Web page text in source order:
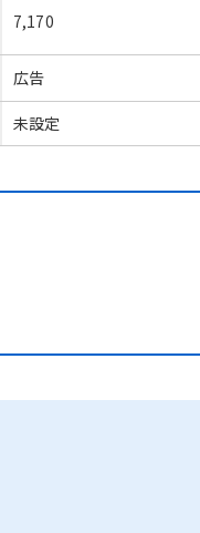
7,170
広告
未設定